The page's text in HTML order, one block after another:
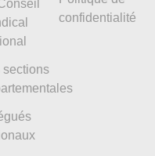
sections
confidentialité